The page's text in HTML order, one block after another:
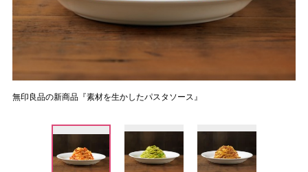
無印良品の新商品『素材を生かしたパスタソース』